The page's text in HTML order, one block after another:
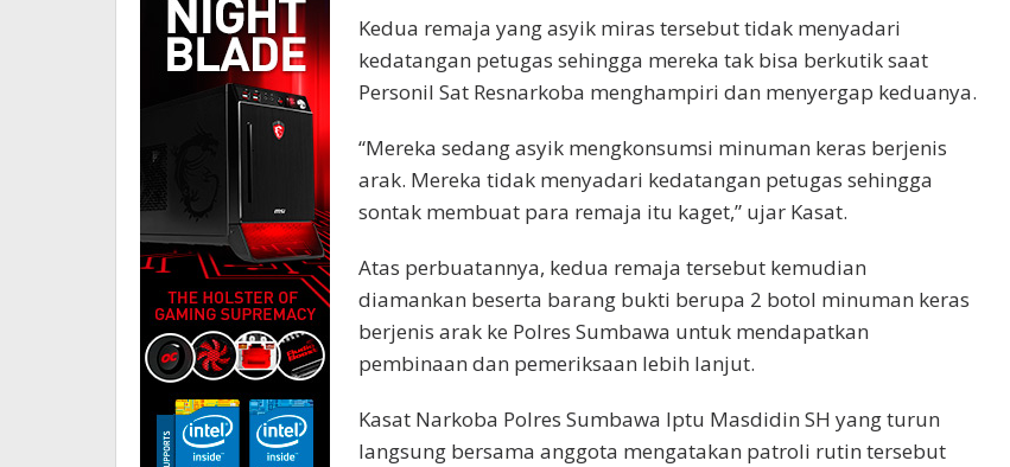
Kedua remaja yang asyik miras tersebut tidak menyadari
kedatangan petugas sehingga mereka tak bisa berkutik saat
Personil Sat Resnarkoba menghampiri dan menyergap keduanya.
“Mereka sedang asyik mengkonsumsi minuman keras berjenis
arak. Mereka tidak menyadari kedatangan petugas sehingga
sontak membuat para remaja itu kaget,” ujar Kasat.
Atas perbuatannya, kedua remaja tersebut kemudian
diamankan beserta barang bukti berupa 2 botol minuman keras
berjenis arak ke Polres Sumbawa untuk mendapatkan
pembinaan dan pemeriksaan lebih lanjut.
Kasat Narkoba Polres Sumbawa Iptu Masdidin SH yang turun
langsung bersama anggota mengatakan patroli rutin tersebut